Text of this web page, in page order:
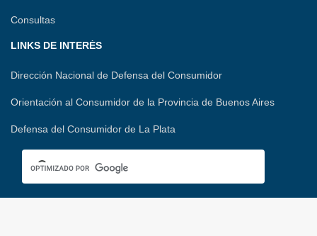
Consultas
LINKS DE INTERÉS
Dirección Nacional de Defensa del Consumidor
Orientación al Consumidor de la Provincia de Buenos Aires
Defensa del Consumidor de La Plata